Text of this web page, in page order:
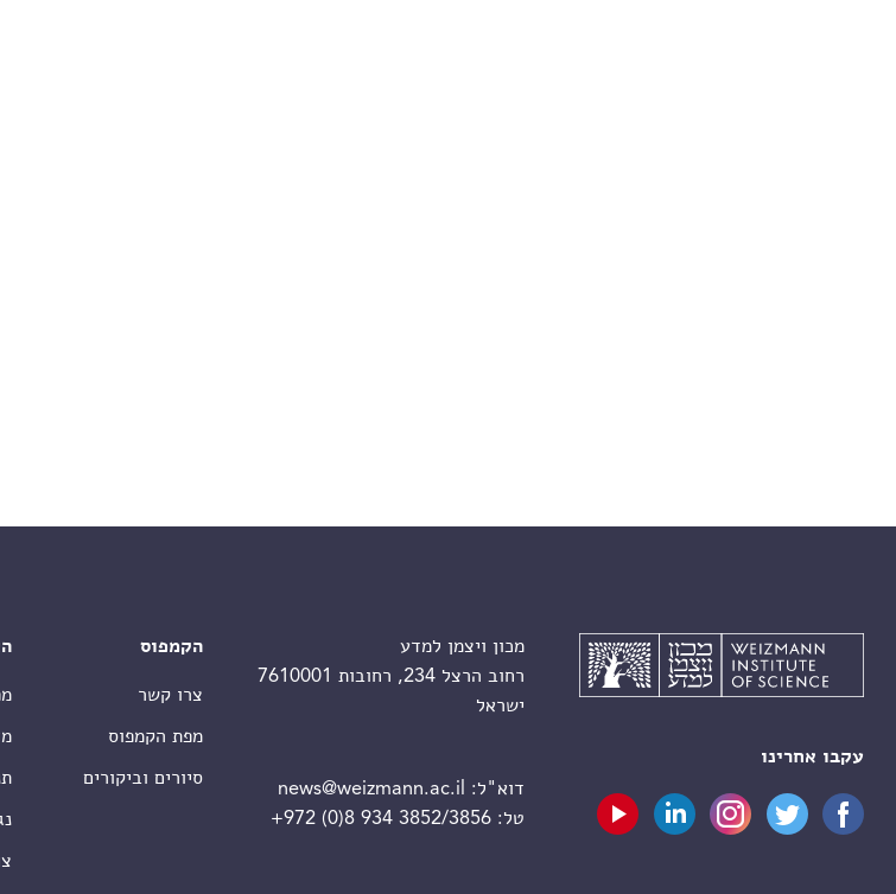
עקבו אחרינו
מכון ויצמן למדע
רחוב הרצל 234, רחובות 7610001
ישראל
דוא"ל:
news@weizmann.ac.il
טל:+972 (0)8 934 3852/3856
הקמפוס
צרו קשר
מפת הקמפוס
סיורים וביקורים